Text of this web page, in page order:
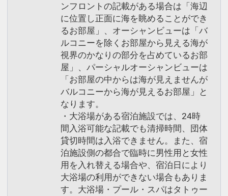
ンフロントの記載がある場合は「海辺
に位置し正面に海を眺めることができ
るお部屋」、オーシャンビューは「バ
ルコニーを除くお部屋から見える海が
視界のかなりの部分を占めているお部
屋」、パーシャルオーシャンビューは
「お部屋の中からは海が見えませんが
バルコニーから海が見えるお部屋」と
なります。
・大浴場がある宿泊施設では、24時
間入浴可能な記載でも清掃時間、団体
貸切時間は入浴できません。また、宿
泊施設側の都合で臨時に男性用と女性
用を入れ替える場合や、宿泊日により
大浴場の利用ができない場合もありま
す。大浴場・プール・スパはタトゥー